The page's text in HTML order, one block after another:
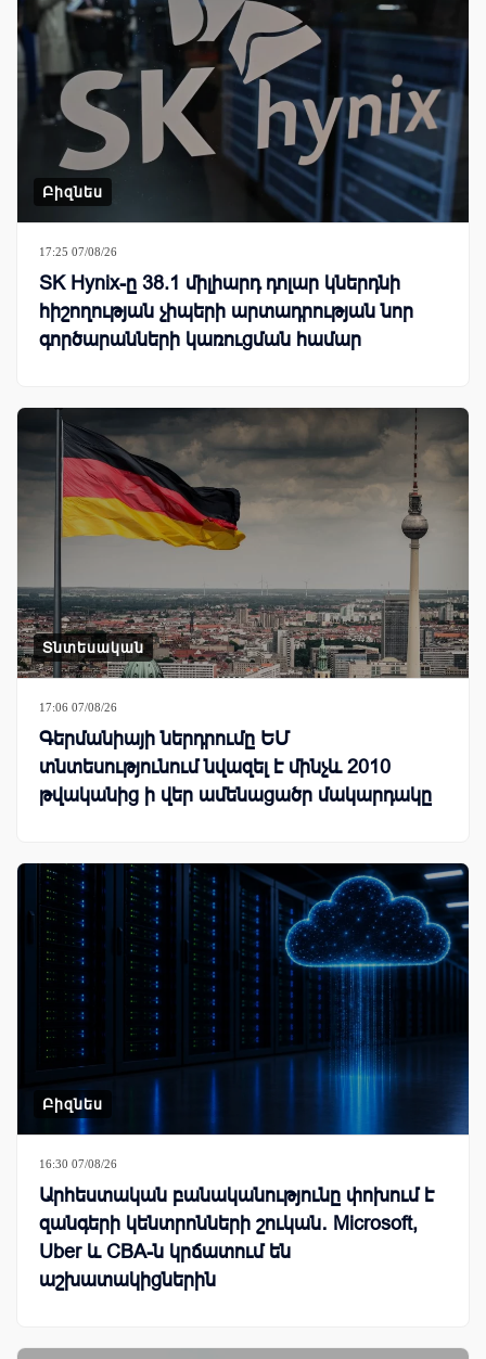
Բիզնես
17:25 07/08/26
SK Hynix-ը 38.1 միլիարդ դոլար կներդնի
հիշողության չիպերի արտադրության նոր
գործարանների կառուցման համար
Տնտեսական
17:06 07/08/26
Գերմանիայի ներդրումը ԵՄ
տնտեսությունում նվազել է մինչև 2010
թվականից ի վեր ամենացածր մակարդակը
Բիզնես
16:30 07/08/26
Արհեստական բանականությունը փոխում է
զանգերի կենտրոնների շուկան․ Microsoft,
Uber և CBA-ն կրճատում են
աշխատակիցներին